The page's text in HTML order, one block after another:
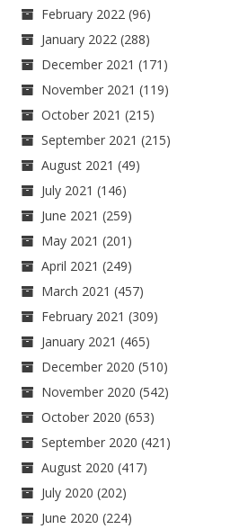
February 2022 (96)
January 2022 (288)
December 2021 (171)
November 2021 (119)
October 2021 (215)
September 2021 (215)
August 2021 (49)
July 2021 (146)
June 2021 (259)
May 2021 (201)
April 2021 (249)
March 2021 (457)
February 2021 (309)
January 2021 (465)
December 2020 (510)
November 2020 (542)
October 2020 (653)
September 2020 (421)
August 2020 (417)
July 2020 (202)
June 2020 (224)